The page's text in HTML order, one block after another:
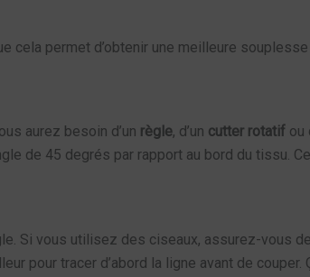
cela permet d’obtenir une meilleure
aurez besoin d’un règle, d’un cutter rotatif ou
de 45 degrés par rapport au bord du tissu.
Si vous utilisez des ciseaux, assurez-vous
pour tracer d’abord la ligne avant de couper.